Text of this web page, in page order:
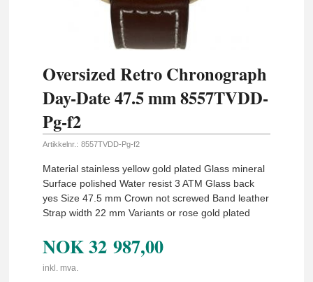
Oversized Retro Chronograph
Day-Date 47.5 mm 8557TVDD-
Pg-f2
Artikkelnr.: 8557TVDD-Pg-f2
Material stainless yellow gold plated Glass mineral
Surface polished Water resist 3 ATM Glass back
yes Size 47.5 mm Crown not screwed Band leather
Strap width 22 mm Variants or rose gold plated
NOK32 987,00
inkl. mva.